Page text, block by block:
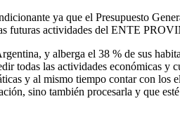
ya que el Presupuesto
futuras actividades del ENTE
y alberga el 38 % de sus
todas las actividades económicas
y al mismo tiempo contar con los
sino también procesarla y que